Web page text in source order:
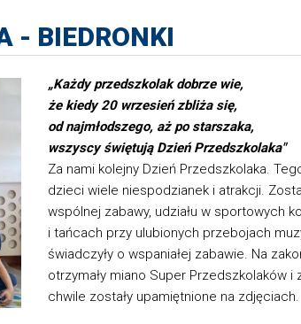
- BIEDRONKI
„Każdy przedszkolak dobrze wie,
że kiedy 20 wrzesień zbliża się,
od najmłodszego, aż po starszaka,
wszyscy świętują Dzień Przedszkolaka"
Za nami kolejny Dzień Przedszkolaka.
dzieci wiele niespodzianek i atrakcji.
wspólnej zabawy, udziału w sportowych
i tańcach przy ulubionych przebojach
świadczyły o wspaniałej zabawie. Na
otrzymały miano Super Przedszkolaków i
chwile zostały upamiętnione na zdjęciach.